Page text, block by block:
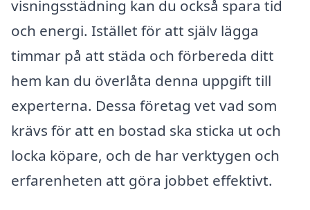
visningsstädning kan du också spara tid
och energi. Istället för att själv lägga
timmar på att städa och förbereda ditt
hem kan du överlåta denna uppgift till
experterna. Dessa företag vet vad som
krävs för att en bostad ska sticka ut och
locka köpare, och de har verktygen och
erfarenheten att göra jobbet effektivt.